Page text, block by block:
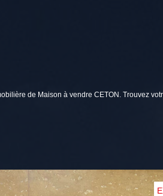
de Maison à vendre CETON. Trouvez